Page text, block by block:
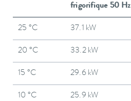
frigorifique 50 Hz
25 °C 37.1 kW
20 °C 33.2 kW
15 °C 29.6 kW
10 °C 25.9 kW